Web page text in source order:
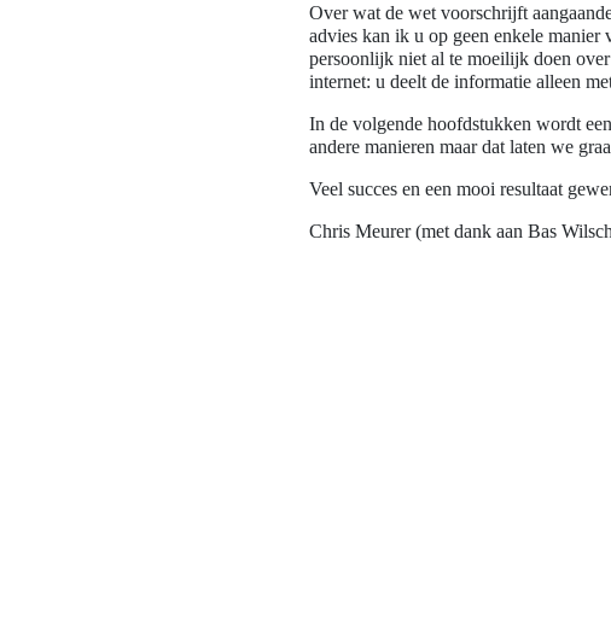
Over wat de wet voorschrijft
advies kan ik u op geen enkele
persoonlijk niet al te moeilijk doen
internet: u deelt de informatie alleen
In de volgende hoofdstukken wordt
andere manieren maar dat laten we
Veel succes en een mooi resultaat
Chris Meurer (met dank aan Bas